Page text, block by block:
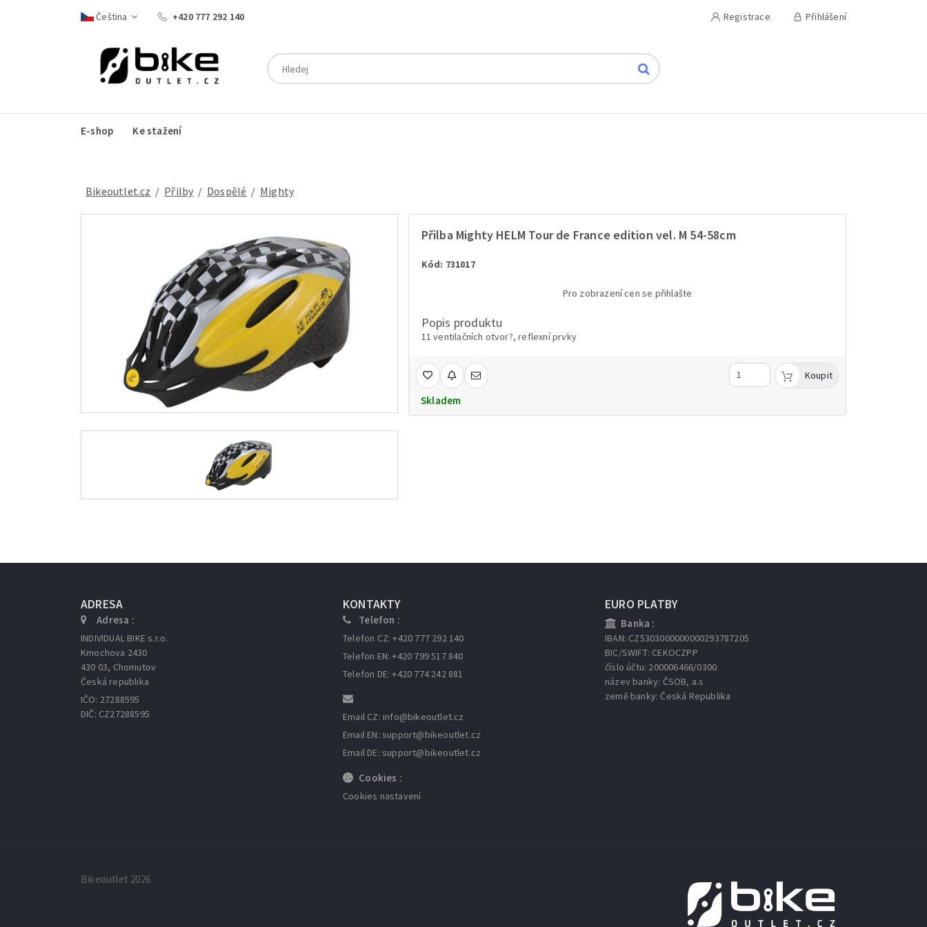
Čeština +420 777 292 140 Registrace Přihlášení
E-shop Ke stažení
Bikeoutlet.cz / přilby / dospělé / Mighty
Přilba Mighty HELM Tour de France edition vel. M 54-58cm
Kód: 731017
Pro zobrazení cen se přihlašte
Popis produktu
11 ventilačních otvor?, reflexní prvky
Skladem
Koupit
ADRESA
Adresa :
INDIVIDUAL BIKE s.r.o.
Kmochova 2430
430 03, Chomutov
Česká republika
IČO: 27288595
DIČ: CZ27288595
KONTAKTY
Telefon :
Telefon CZ: +420 777 292 140
Telefon EN: +420 799 517 840
Telefon DE: +420 774 242 881
Email CZ: info@bikeoutlet.cz
Email EN: support@bikeoutlet.cz
Email DE: support@bikeoutlet.cz
Cookies :
Cookies nastavení
EURO PLATBY
Banka :
IBAN: CZ5303000000000293787205
BIC/SWIFT: CEKOCZPP
číslo účtu: 200006466/0300
název banky: ČSOB, a.s
země banky: Česká Republika
Bikeoutlet 2026